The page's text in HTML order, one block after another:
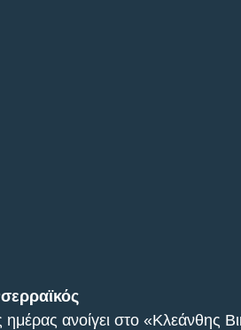
ανοίγει στο «Κλεάνθης